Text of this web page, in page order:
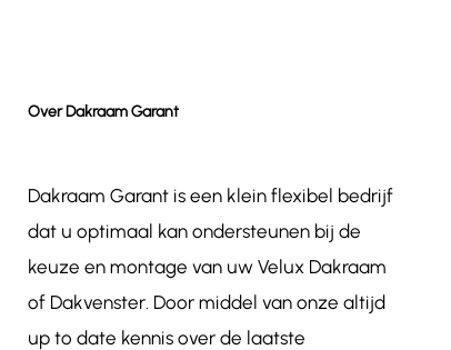
Over Dakraam Garant
Dakraam Garant is een klein flexibel bedrijf
dat u optimaal kan ondersteunen bij de
keuze en montage van uw Velux Dakraam
of Dakvenster. Door middel van onze altijd
up to date kennis over de laatste